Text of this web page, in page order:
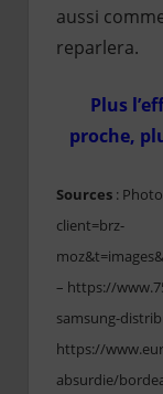
aussi
reparlera.
Plus
proche,
Sources :
client=brz-
– https://
samsung-
https://
absurdie/